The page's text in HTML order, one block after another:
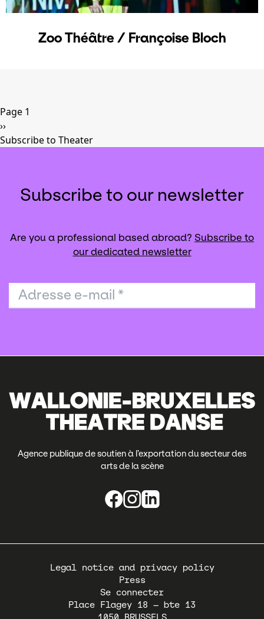
Zoo Théâtre / Françoise Bloch
Pagination
Page 1
Next
page
››
Subscribe to Theater
Subscribe to our newsletter
Are you a professional based abroad? Subscribe to
our dedicated newsletter
Adresse e-mail *
Agence publique de soutien à l’exportation du secteur des
arts de la scène
Pied
Legal notice and privacy policy
Press
Se connecter
Place Flagey 18 – bte 13